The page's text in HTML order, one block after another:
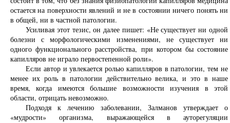
остается на поверхности явлений и не в состоянии ничего понять ни
в общей, ни в частной патологии.
Усиливая этот тезис, он далее пишет: «Не существует ни одной
болезни с морфологическими изменениями, не существует ни
одного функционального расстройства, при котором бы состояние
капилляров не играло первостепенной роли».
Если автор и увлекается ролью капилляров в патологии, тем не
менее их роль в патологии действительно велика, и это в наше
время, когда имеются большие возможности изучения в этой
области, отрицать невозможно.
Подходя к лечению заболевании, Залманов утверждает о
«мудрости» организма, выражающейся в ауторегуляции